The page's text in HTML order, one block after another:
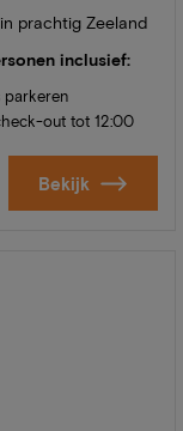
prachtig Zeeland
inclusief:
parkeren
out tot 12:00
Bekijk